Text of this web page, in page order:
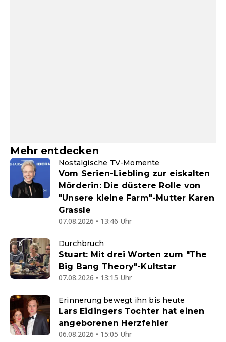
Mehr entdecken
Nostalgische TV-Momente
Vom Serien-Liebling zur eiskalten
Mörderin: Die düstere Rolle von
"Unsere kleine Farm"-Mutter Karen
Grassle
07.08.2026 • 13:46 Uhr
Durchbruch
Stuart: Mit drei Worten zum "The
Big Bang Theory"-Kultstar
07.08.2026 • 13:15 Uhr
Erinnerung bewegt ihn bis heute
Lars Eidingers Tochter hat einen
angeborenen Herzfehler
06.08.2026 • 15:05 Uhr